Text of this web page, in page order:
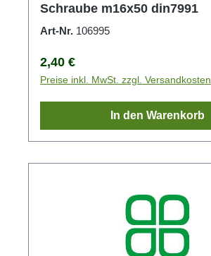
Schraube m16x50 din7991
Art-Nr. 106995
Regulärer Preis:
2,40 €
Preise inkl. MwSt. zzgl. Versandkosten
In den Warenkorb